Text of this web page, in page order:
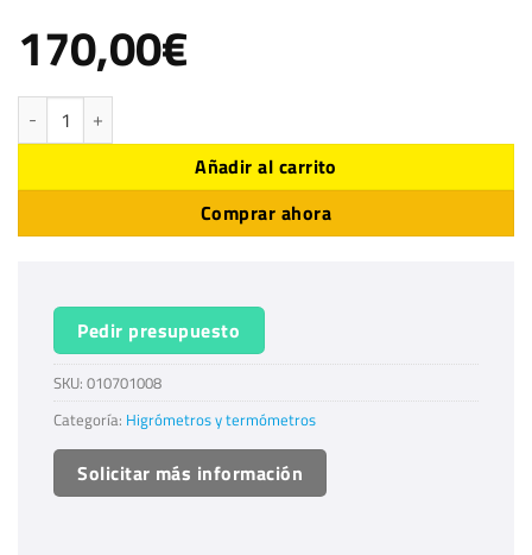
170,00€
RAY8875 Termómetro infrarojo -40 +500ºc láser cantidad
Añadir al carrito
Comprar ahora
Pedir presupuesto
SKU: 010701008
Categoría: Higrómetros y termómetros
Solicitar más información